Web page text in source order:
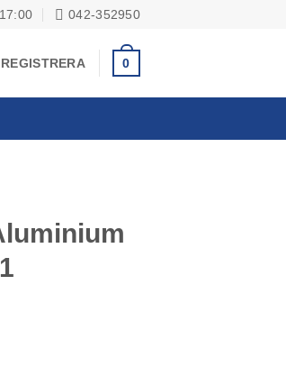
042-352950
0